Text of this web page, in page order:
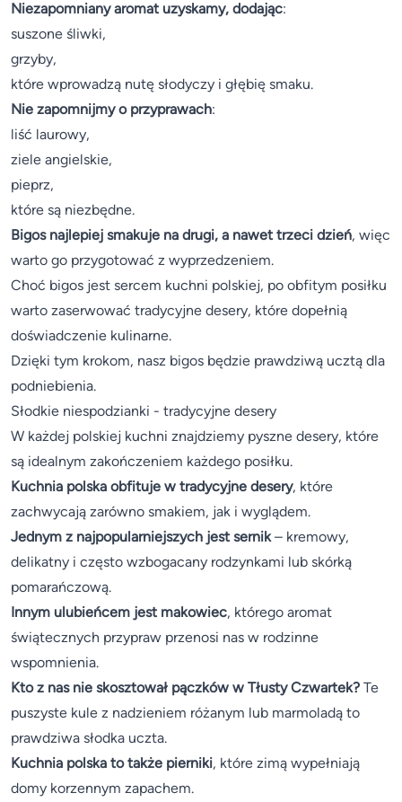
Niezapomniany aromat uzyskamy, dodając:
suszone śliwki,
grzyby,
które wprowadzą nutę słodyczy i głębię smaku.
Nie zapomnijmy o przyprawach:
liść laurowy,
ziele angielskie,
pieprz,
które są niezbędne.
Bigos najlepiej smakuje na drugi, a nawet trzeci dzień, więc
warto go przygotować z wyprzedzeniem.
Choć bigos jest sercem kuchni polskiej, po obfitym posiłku
warto zaserwować tradycyjne desery, które dopełnią
doświadczenie kulinarne.
Dzięki tym krokom, nasz bigos będzie prawdziwą ucztą dla
podniebienia.
Słodkie niespodzianki - tradycyjne desery
W każdej polskiej kuchni znajdziemy pyszne desery, które
są idealnym zakończeniem każdego posiłku.
Kuchnia polska obfituje w tradycyjne desery, które
zachwycają zarówno smakiem, jak i wyglądem.
Jednym z najpopularniejszych jest sernik– kremowy,
delikatny i często wzbogacany rodzynkami lub skórką
pomarańczową.
Innym ulubieńcem jest makowiec, którego aromat
świątecznych przypraw przenosi nas w rodzinne
wspomnienia.
Kto z nas nie skosztował pączków w Tłusty Czwartek? Te
puszyste kule z nadzieniem różanym lub marmoladą to
prawdziwa słodka uczta.
Kuchnia polska to także pierniki, które zimą wypełniają
domy korzennym zapachem.